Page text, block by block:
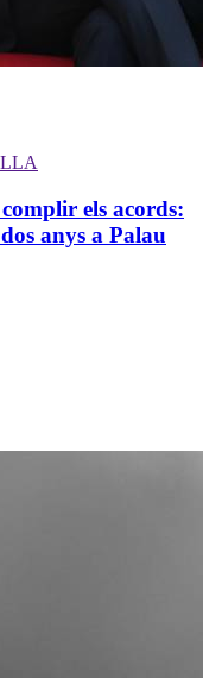
els acords:
anys a Palau